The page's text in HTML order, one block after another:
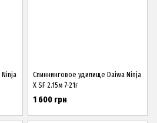
Спиннинговое удилище Daiwa Ninja
X SF 2.15м 7-21г
1 600 грн